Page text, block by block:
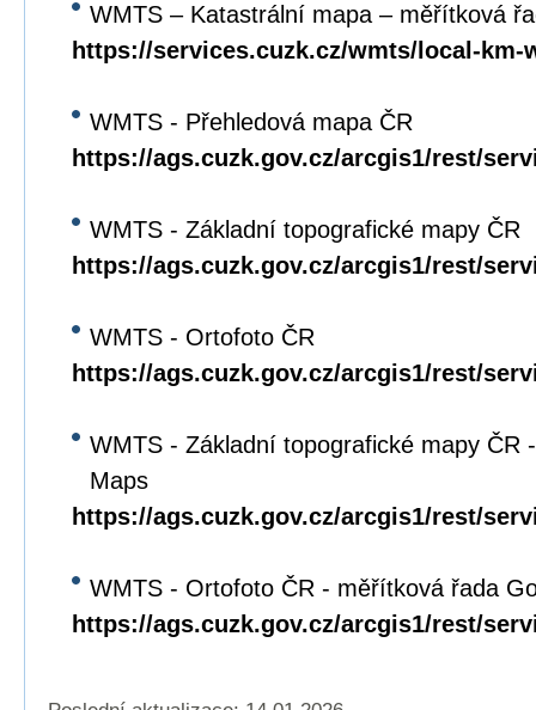
WMTS – Katastrální mapa – měřítková
https://services.cuzk.cz/wmts/local-km-
WMTS - Přehledová mapa ČR
https://ags.cuzk.gov.cz/arcgis1/rest/
WMTS - Základní topografické mapy ČR
https://ags.cuzk.gov.cz/arcgis1/rest/
WMTS - Ortofoto ČR
https://ags.cuzk.gov.cz/arcgis1/rest/
WMTS - Základní topografické mapy ČR
Maps
https://ags.cuzk.gov.cz/arcgis1/rest/
WMTS - Ortofoto ČR - měřítková řada
https://ags.cuzk.gov.cz/arcgis1/rest/